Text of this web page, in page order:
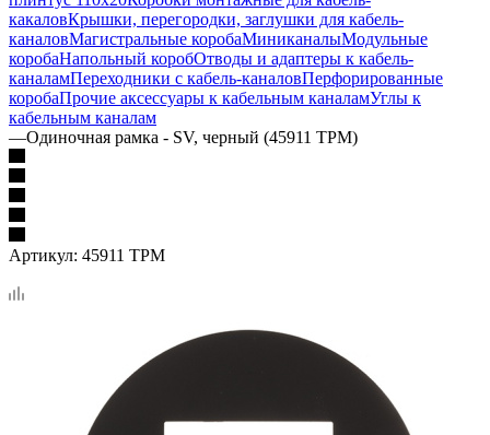
какаловКрышки, перегородки, заглушки для кабель-
каналовМагистральные коробаМиниканалыМодульные
коробаНапольный коробОтводы и адаптеры к кабель-
каналамПереходники с кабель-каналовПерфорированные
коробаПрочие аксессуары к кабельным каналамУглы к
кабельным каналам
—Одиночная рамка - SV, черный (45911 TPM)
Артикул: 45911 TPM